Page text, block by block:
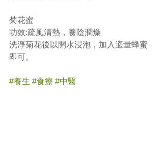
菊花蜜
功效:疏風清熱，養陰潤燥
洗淨菊花後以開水浸泡，加入適量蜂蜜
即可。
#養生 #食療 #中醫